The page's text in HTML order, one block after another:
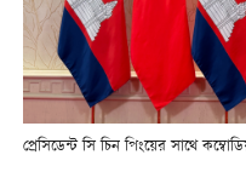
প্রেসিডেন্ট সি চিন পিংয়ের সাথে